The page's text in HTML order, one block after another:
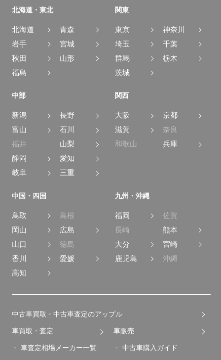
北海道・東北
北海道
青森
岩手
宮城
秋田
山形
福島
関東
東京
神奈川
埼玉
千葉
群馬
栃木
茨城
中部
新潟
長野
富山
石川
福井
山梨
静岡
愛知
岐阜
三重
関西
大阪
京都
滋賀
奈良
和歌山
兵庫
中国・四国
鳥取
島根
岡山
広島
山口
徳島
香川
愛媛
高知
九州・沖縄
福岡
佐賀
長崎
熊本
大分
宮崎
鹿児島
沖縄
中古車買取・中古車査定のアップル
車買取・査定
車査定相場メーカー一覧
車販売
中古車購入ガイド